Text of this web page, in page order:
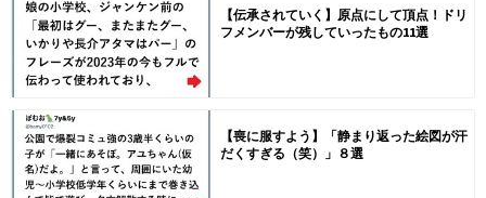
【伝承されていく】原点にして頂点！ドリ
フメンバーが残していったもの11選
【喪に服すよう】「静まり返った絵図が汗
だくすぎる（笑）」８選